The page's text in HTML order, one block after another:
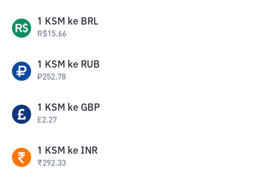
1 KSM ke BRL
R$15.66
1 KSM ke RUB
₽252.78
1 KSM ke GBP
£2.27
1 KSM ke INR
₹292.33